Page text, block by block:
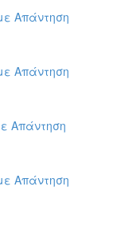
Απάντηση
Απάντηση
Απάντηση
Απάντηση